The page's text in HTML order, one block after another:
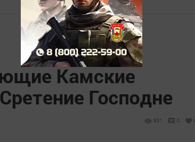
Камские
Господне
831 0